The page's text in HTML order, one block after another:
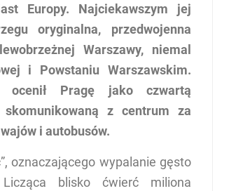
Europy. Najciekawszym jej
oryginalna, przedwojenna
Warszawy, niemal
i Powstaniu Warszawskim.
ocenił Pragę jako czwartą
skomunikowaną z centrum za
i autobusów.
oznaczającego wypalanie gęsto
blisko ćwierć miliona